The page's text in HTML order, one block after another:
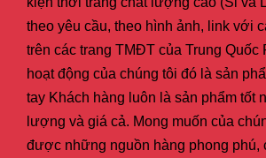
theo yêu cầu, theo hình ảnh, link với
trên các trang TMĐT của Trung
hoạt động của chúng tôi đó là sản
tay Khách hàng luôn là sản phẩm tốt
lượng và giá cả. Mong muốn của
được những nguồn hàng phong phú,